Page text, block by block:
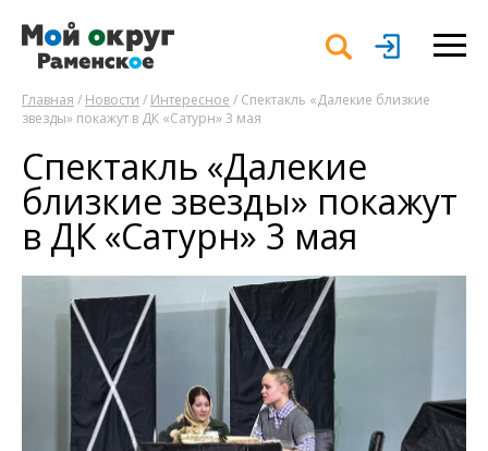
Главная / Новости / Интересное / Спектакль «Далекие близкие
звезды» покажут в ДК «Сатурн» 3 мая
Спектакль «Далекие
близкие звезды» покажут
в ДК «Сатурн» 3 мая